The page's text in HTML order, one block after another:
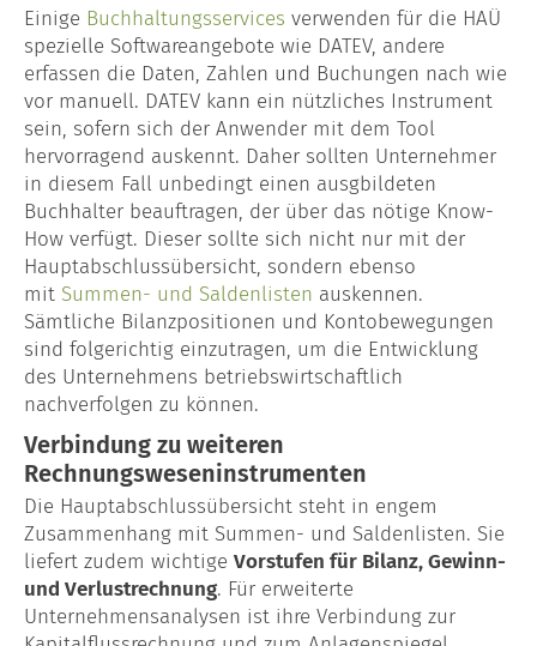
Einige Buchhaltungsservices verwenden für die HAÜ
spezielle Softwareangebote wie DATEV, andere
erfassen die Daten, Zahlen und Buchungen nach wie
vor manuell. DATEV kann ein nützliches Instrument
sein, sofern sich der Anwender mit dem Tool
hervorragend auskennt. Daher sollten Unternehmer
in diesem Fall unbedingt einen ausgbildeten
Buchhalter beauftragen, der über das nötige Know-
How verfügt. Dieser sollte sich nicht nur mit der
Hauptabschlussübersicht, sondern ebenso
mit Summen- und Saldenlisten auskennen.
Sämtliche Bilanzpositionen und Kontobewegungen
sind folgerichtig einzutragen, um die Entwicklung
des Unternehmens betriebswirtschaftlich
nachverfolgen zu können.
Verbindung zu weiteren
Rechnungsweseninstrumenten
Die Hauptabschlussübersicht steht in engem
Zusammenhang mit Summen- und Saldenlisten. Sie
liefert zudem wichtige Vorstufen für Bilanz, Gewinn-
und Verlustrechnung. Für erweiterte
Unternehmensanalysen ist ihre Verbindung zur